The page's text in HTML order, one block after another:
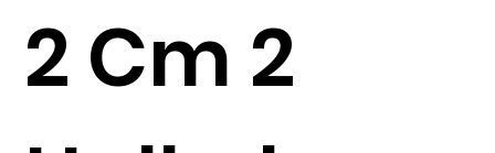
2 Cm 2